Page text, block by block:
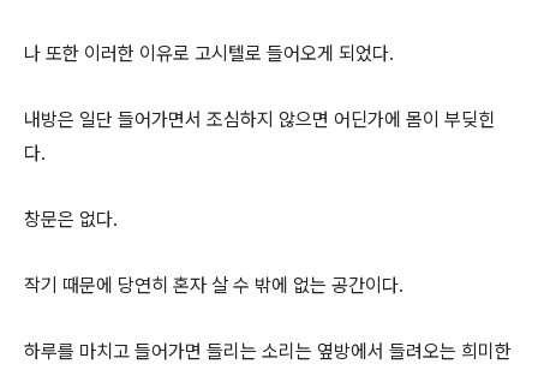
나 또한 이러한 이유로 고시텔로 들어오게 되었다.
내방은 일단 들어가면서 조심하지 않으면 어딘가에 몸이 부딪힌
다.
창문은 없다.
작기 때문에 당연히 혼자 살 수 밖에 없는 공간이다.
하루를 마치고 들어가면 들리는 소리는 옆방에서 들려오는 희미한